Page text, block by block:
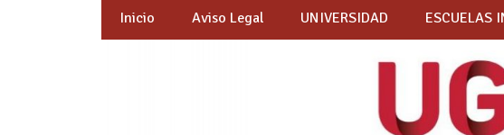
Inicio Aviso Legal UNIVERSIDAD ESCUELAS